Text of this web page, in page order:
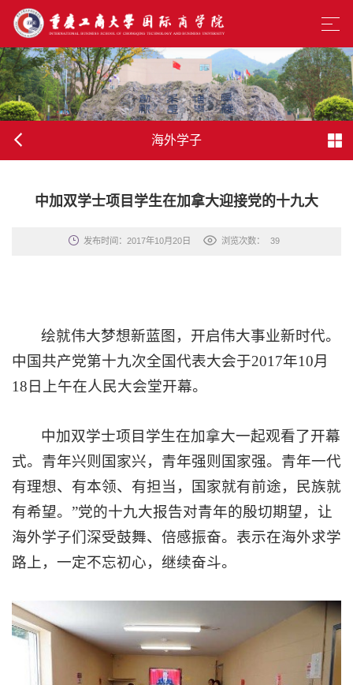
海外学子
中加双学士项目学生在加拿大迎接党的十九大
发布时间：2017年10月20日 浏览次数： 39
绘就伟大梦想新蓝图，开启伟大事业新时代。
中国共产党第十九次全国代表大会于2017年10月
18日上午在人民大会堂开幕。
中加双学士项目学生在加拿大一起观看了开幕
式。 青年兴则国家兴，青年强则国家强。青年一代
有理想、有本领、有担当，国家就有前途，民族就
有希望。”党的十九大报告对青年的殷切期望，让
海外学子们深受鼓舞、倍感振奋。表示在海外求学
路上，一定不忘初心，继续奋斗。